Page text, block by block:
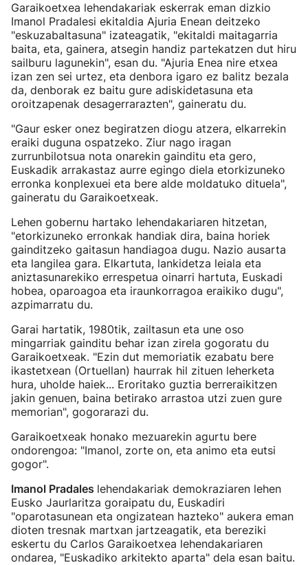
Garaikoetxea lehendakariak eskerrak eman dizkio
Imanol Pradalesi ekitaldia Ajuria Enean deitzeko
"eskuzabaltasuna" izateagatik, "ekitaldi maitagarria
baita, eta, gainera, atsegin handiz partekatzen dut hiru
sailburu lagunekin", esan du. "Ajuria Enea nire etxea
izan zen sei urtez, eta denbora igaro ez balitz bezala
da, denborak ez baitu gure adiskidetasuna eta
oroitzapenak desagerrarazten", gaineratu du.
"Gaur esker onez begiratzen diogu atzera, elkarrekin
eraiki duguna ospatzeko. Ziur nago iragan
zurrunbilotsua nota onarekin gainditu eta gero,
Euskadik arrakastaz aurre egingo diela etorkizuneko
erronka konplexuei eta bere alde moldatuko dituela",
gaineratu du Garaikoetxeak.
Lehen gobernu hartako lehendakariaren hitzetan,
"etorkizuneko erronkak handiak dira, baina horiek
gainditzeko gaitasun handiagoa dugu. Nazio ausarta
eta langilea gara. Elkartuta, lankidetza leiala eta
aniztasunarekiko errespetua oinarri hartuta, Euskadi
hobea, oparoagoa eta iraunkorragoa eraikiko dugu",
azpimarratu du.
Garai hartatik, 1980tik, zailtasun eta une oso
mingarriak gainditu behar izan zirela gogoratu du
Garaikoetxeak. "Ezin dut memoriatik ezabatu bere
ikastetxean (Ortuellan) haurrak hil zituen leherketa
hura, uholde haiek... Eroritako guztia berreraikitzen
jakin genuen, baina betirako arrastoa utzi zuen gure
memorian", gogorarazi du.
Garaikoetxeak honako mezuarekin agurtu bere
ondorengoa: "Imanol, zorte on, eta animo eta eutsi
gogor".
Imanol Pradales lehendakariak demokraziaren lehen
Eusko Jaurlaritza goraipatu du, Euskadiri
"oparotasunean eta ongizatean hazteko" aukera eman
dioten tresnak martxan jartzeagatik, eta bereziki
eskertu du Carlos Garaikoetxea lehendakariaren
ondarea, "Euskadiko arkitekto aparta" dela esan baitu.